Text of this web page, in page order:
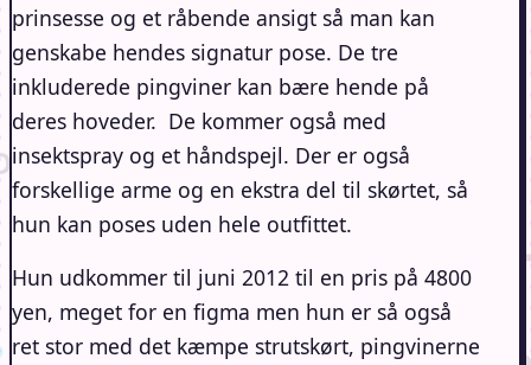
prinsesse og et råbende ansigt så man kan
genskabe hendes signatur pose. De tre
inkluderede pingviner kan bære hende på
deres hoveder. De kommer også med
insektspray og et håndspejl. Der er også
forskellige arme og en ekstra del til skørtet, så
hun kan poses uden hele outfittet.
Hun udkommer til juni 2012 til en pris på 4800
yen, meget for en figma men hun er så også
ret stor med det kæmpe strutskørt, pingvinerne